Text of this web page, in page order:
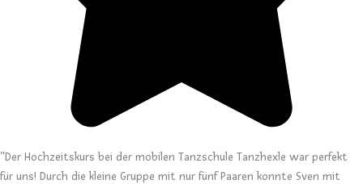
"Der Hochzeitskurs bei der mobilen Tanzschule Tanzhexle war perfekt
für uns! Durch die kleine Gruppe mit nur fünf Paaren konnte Sven mit